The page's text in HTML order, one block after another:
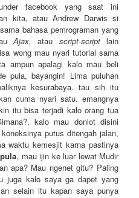
facebook yang saat ini
kita, atau Andrew Darwis si
bahasa pemrograman yang
Ajax,atau script-scriptlain
wong mau nyari tutorial sama
ampun apalagi kalo mau beli
pula, bayangin! Lima puluhan
kesurabaya. tau sih itu
cuma nyari satu. emangnya
itu bisa terjadi kalo orang tua
kalo mau donlot disini
putus ditengah jalan,
waktu kemesjit karna pastinya
pula, mau ijin ke luar lewat Mudir
apa? Mau ngenet gitu? Paling
juga kalo saya ga dapet yang
selain itu kapan saya punya